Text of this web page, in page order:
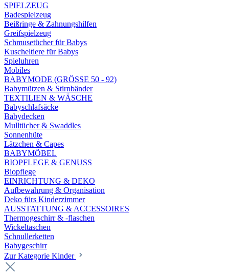
SPIELZEUG
Badespielzeug
Beißringe & Zahnungshilfen
Greifspielzeug
Schmusetücher für Babys
Kuscheltiere für Babys
Spieluhren
Mobiles
BABYMODE (GRÖSSE 50 - 92)
Babymützen & Stirnbänder
TEXTILIEN & WÄSCHE
Babyschlafsäcke
Babydecken
Mulltücher & Swaddles
Sonnenhüte
Lätzchen & Capes
BABYMÖBEL
BIOPFLEGE & GENUSS
Biopflege
EINRICHTUNG & DEKO
Aufbewahrung & Organisation
Deko fürs Kinderzimmer
AUSSTATTUNG & ACCESSOIRES
Thermogeschirr & -flaschen
Wickeltaschen
Schnullerketten
Babygeschirr
Zur Kategorie Kinder